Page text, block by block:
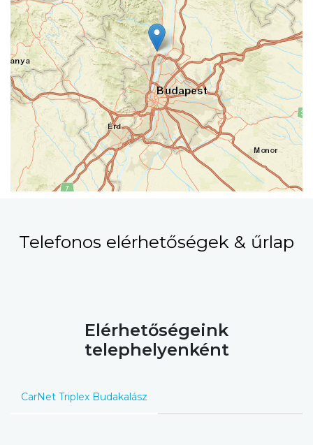
Telefonos elérhetőségek & űrlap
Elérhetőségeink
telephelyenként
CarNet Triplex Budakalász